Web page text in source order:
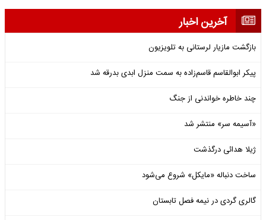
آخرین اخبار
بازگشت مازیار لرستانی به تلویزیون
پیکر ابوالقاسم قاسم‌زاده به سمت منزل ابدی بدرقه شد
چند خاطره خواندنی از جنگ
«آسیمه سر» منتشر شد
ژیلا هدائی درگذشت
ساخت دنباله «مایکل» شروع می‌شود
گالری گردی در نیمه فصل تابستان